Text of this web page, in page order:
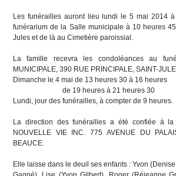
Les funérailles auront lieu lundi le 5 mai 2014
funérarium de la Salle municipale à 10 heures
Jules et de là au Cimetière paroissial.
La famille recevra les condoléances au
MUNICIPALE, 390 RUE PRINCIPALE, SAINT-
Dimanche le 4 mai de 13 heures 30 à 16
de 19 heures à 21 heures 30
Lundi, jour des funérailles, à compter de 9 heures.
La direction des funérailles a été confiée à la
NOUVELLE VIE INC. 775 AVENUE DU
BEAUCE.
Elle laisse dans le deuil ses enfants : Yvon